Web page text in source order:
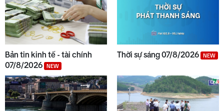
Bản tin kinh tế - tài chính
07/8/2026
NEW
Thời sự sáng 07/8/2026 NEW